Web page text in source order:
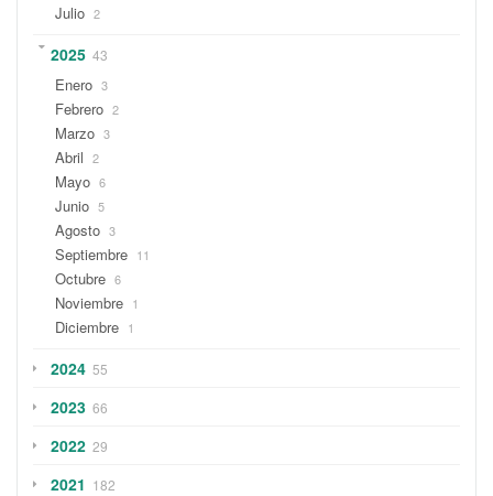
Julio 2
2025 43
Enero 3
Febrero 2
Marzo 3
Abril 2
Mayo 6
Junio 5
Agosto 3
Septiembre 11
Octubre 6
Noviembre 1
Diciembre 1
2024 55
2023 66
2022 29
2021 182